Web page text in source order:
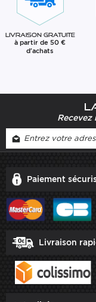
Livraison gratuite
à partir de 50 €
d'achats
Recevez
Paiement
Livraison